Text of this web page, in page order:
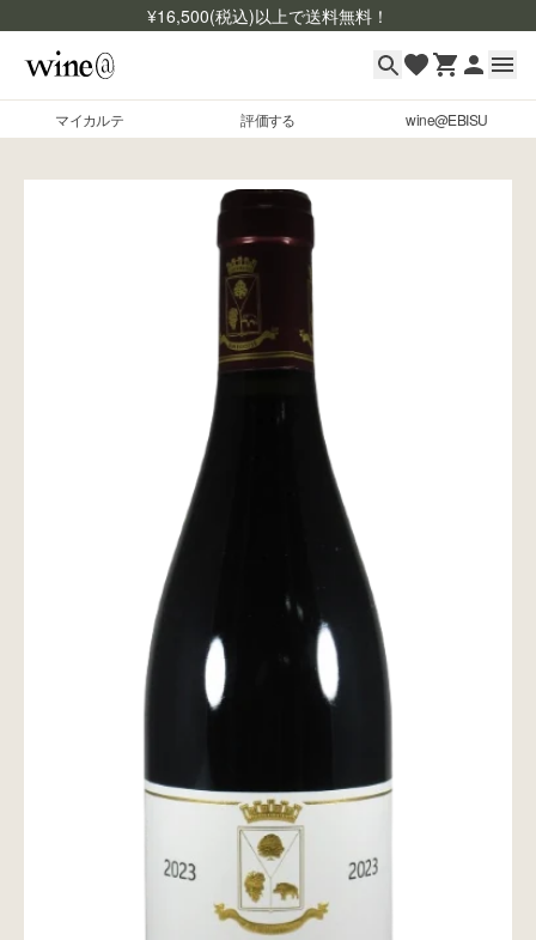
¥16,500(税込)以上で送料無料！
マイカルテ 評価する wine@EBISU
マイカルテ
wine@とは